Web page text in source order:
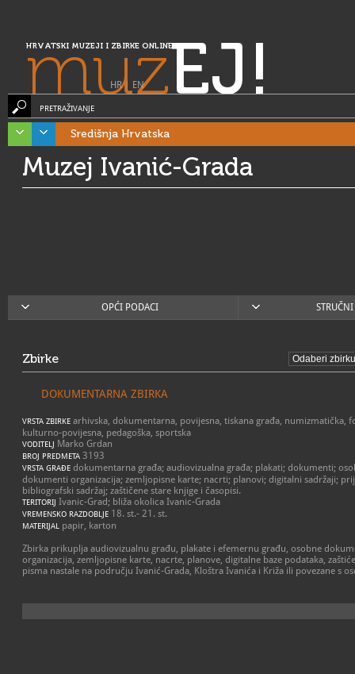
HRVATSKI MUZEJI I ZBIRKE ONLINE
muzEJ!
HR| EN
PRETRAŽIVANJE
Središnja Hrvatska
Muzej Ivanić-Grada
OPĆI PODACI
Zbirke
DOKUMENTARNA ZBIRKA
VRSTA ZBIRKE arhivska, dokumentarna, povijesna, tiskana građa, numizmatička,
kulturno-povijesna, pedagoška, sportska
VODITELJ Marko Grdan
BROJ PREDMETA 3193
VRSTA GRAĐE dokumentarna građa; audiovizualna građa; plakati; dokumenti;
dokumenti organizacija; zemljopisne karte; nacrti; planovi; digitalni sadržaji;
bibliografski sadržaj; zaštičene stare knjige i časopisi.
TERITORIJ Ivanic-Grad; bliža okolica Ivanic-Grada
VREMENSKO RAZDOBLJE 18. st.- 21. st.
MATERIJAL papir, karton
Zbirka prikuplja audiovizualnu građu, plakate i efemernu građu, osobne
organizacija, zemljopisne karte, nacrte, planove, digitalne baze podataka,
pisma nastale na području Ivanić-Grada, Kloštra Ivanića i Križa ili povezane s